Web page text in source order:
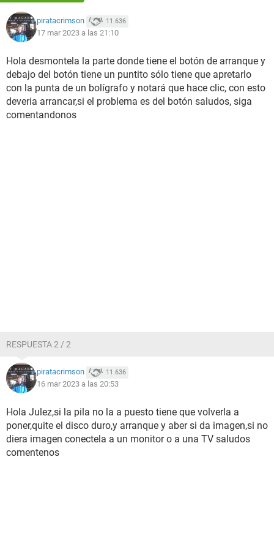
piratacrimson 11.636
17 mar 2023 a las 21:10
Hola desmontela la parte donde tiene el botón de arranque y
debajo del botón tiene un puntito sólo tiene que apretarlo
con la punta de un bolígrafo y notará que hace clic, con esto
deveria arrancar,si el problema es del botón saludos, siga
comentandonos
RESPUESTA 2 / 2
piratacrimson 11.636
16 mar 2023 a las 20:53
Hola Julez,si la pila no la a puesto tiene que volverla a
poner,quite el disco duro,y arranque y aber si da imagen,si no
diera imagen conectela a un monitor o a una TV saludos
comentenos